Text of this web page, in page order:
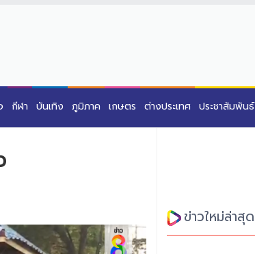
กีฬา บันเทิง ภูมิภาค เกษตร ต่างประเทศ ประชาสัมพันธ์
ข่าวใหม่ล่าสุด